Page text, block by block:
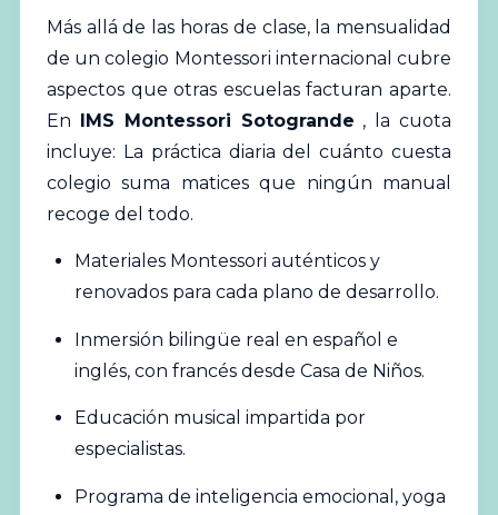
Más allá de las horas de clase, la mensualidad
de un colegio Montessori internacional cubre
aspectos que otras escuelas facturan aparte.
En IMS Montessori Sotogrande , la cuota
incluye: La práctica diaria del cuánto cuesta
colegio suma matices que ningún manual
recoge del todo.
Materiales Montessori auténticos y
renovados para cada plano de desarrollo.
Inmersión bilingüe real en español e
inglés, con francés desde Casa de Niños.
Educación musical impartida por
especialistas.
Programa de inteligencia emocional, yoga